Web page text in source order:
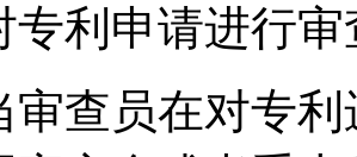
专利申请进行
审查员在对专